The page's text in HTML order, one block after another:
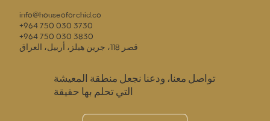
info@houseoforchid.co
+964 750 030 3730
+964 750 030 3830
قصر 118، جرين هيلز، أربيل، العراق
تواصل معنا، ودعنا نجعل منطقة المعيشة
التي تحلم بها حقيقة